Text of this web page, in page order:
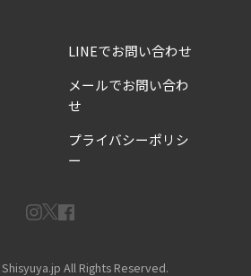
LINEでお問い合わせ
メールでお問い合わ
せ
プライバシーポリシ
ー
All Rights Reserved.